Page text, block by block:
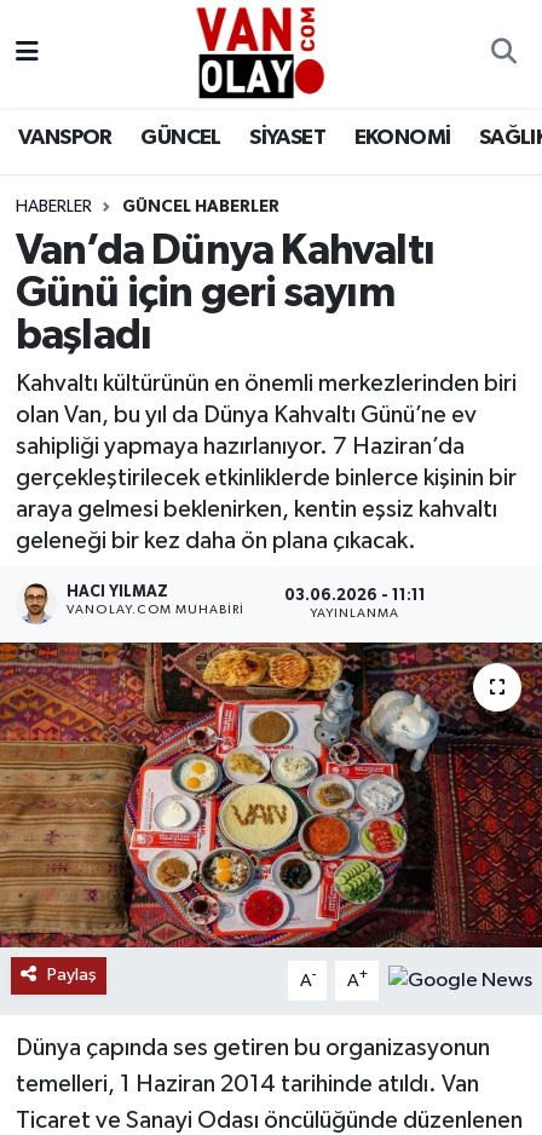
VANSPOR GÜNCEL SİYASET EKONOMİ
HABERLER GÜNCEL HABERLER
Van’da Dünya Kahvaltı
Günü için geri sayım
başladı
Kahvaltı kültürünün en önemli merkezlerinden biri
olan Van, bu yıl da Dünya Kahvaltı Günü’ne ev
sahipliği yapmaya hazırlanıyor. 7 Haziran’da
gerçekleştirilecek etkinliklerde binlerce kişinin bir
araya gelmesi beklenirken, kentin eşsiz kahvaltı
geleneği bir kez daha ön plana çıkacak.
HACI YILMAZ
VANOLAY.COM MUHABIRI
03.06.2026 - 11:11
YAYINLANMA
Paylaş A- A+
Dünya çapında ses getiren bu organizasyonun
temelleri, 1 Haziran 2014 tarihinde atıldı. Van
Ticaret ve Sanayi Odası öncülüğünde düzenlenen
Siyaset
Ekonomi
Sağlık
Bilim & Teknoloji
Dünya
RESMİ İLANLAR
Van Nöbetçi Eczaneler
Van Namaz Vakitleri
Van Trafik Yoğunluk Haritası
Süper Lig Puan Durumu ve Fikstür
Son Dakika Haberleri
Haber Arşivi